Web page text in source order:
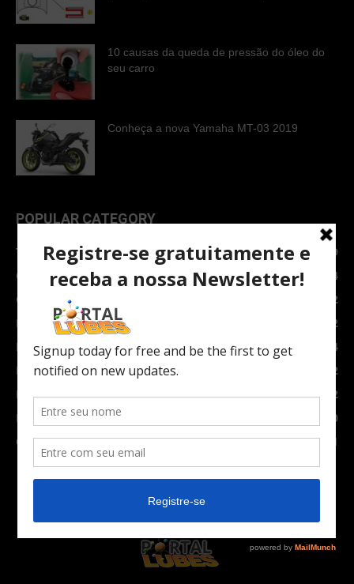
10 causas da queda de pressão do óleo do
seu carro
Conheça a nova Yamaha MT-03 2019
POPULAR CATEGORY
TOPNEWS
7089
Carro e Moto
3764
Carro
2082
Notícias
1852
Indústria
1024
Moto
972
Economia
672
Newsletter
630
Carros Verdes e Novas tecnologias automotivas
561